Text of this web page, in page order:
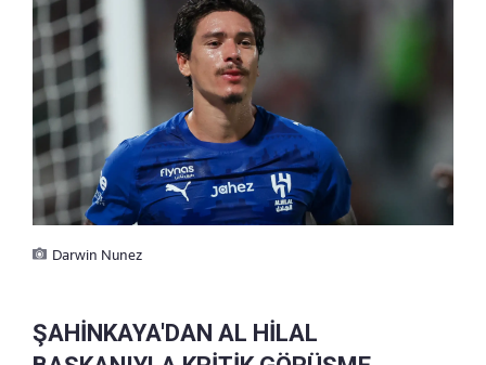
Darwin Nunez
ŞAHİNKAYA'DAN AL HİLAL